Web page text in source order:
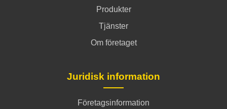
Produkter
Tjänster
Om företaget
Juridisk information
Företagsinformation